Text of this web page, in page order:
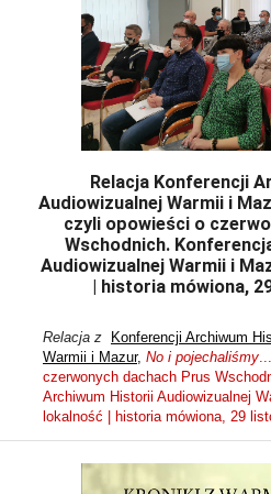
Relacja Konferencji
Audiowizualnej Warmii i
czyli opowieści o
Wschodnich.
Audiowizualnej Warmii i
| historia mówiona,
Relacja z
Konferencji Archiwum
Warmii i Mazur, No i pojechaliśmy
czerwonych dachach Prus
Archiwum Historii Audiowizualnej
lokalność | historia mówiona, 29